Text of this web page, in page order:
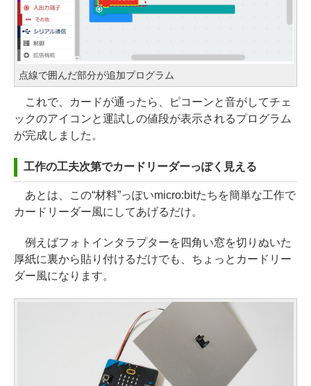
点線で囲んだ部分が追加プログラム
これで、カードが通ったら、ピコーンと音がしてチェ
ックのアイコンと運試しの値段が表示されるプログラム
が完成しました。
工作の工夫次第でカードリーダーっぽく見える
あとは、この“材料”っぽいmicro:bitたちを簡単な工作で
カードリーダー風にしてあげるだけ。
例えばフォトインタラプターを四角い窓を切りぬいた
厚紙に裏から貼り付けるだけでも、ちょっとカードリー
ダー風になります。